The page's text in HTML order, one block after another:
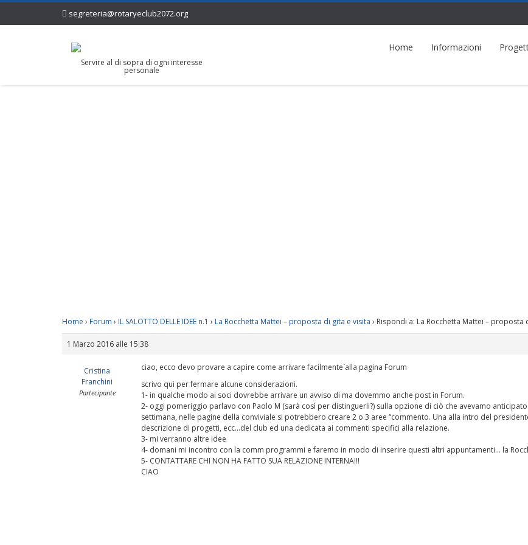
segreteria@rotaryeclub2072.org
Servire al di sopra di ogni interesse
personale
Home Informazioni
Home › Forum › IL SALOTTO DELLE IDEE n.1 › La Rocchetta Mattei – proposta di gita e visita › Rispondi a: La Rocchetta Mattei – proposta
1 Marzo 2016 alle 15:38
Cristina
Franchini
Partecipante
ciao, ecco devo provare a capire come arrivare facilmente`alla pagina Forum
scrivo qui per fermare alcune considerazioni.
1- in qualche modo ai soci dovrebbe arrivare un avviso di ma dovemmo anche post in Forum.
2- oggi pomeriggio parlavo con Paolo M (sarà così per distinguerli?) sulla opzione di ciò che avevamo
settimana, nelle pagine della conviviale si potrebbero creare 2 o 3 aree “commento. Una alla intro del
descrizione di progetti, ecc…del club ed una dedicata ai commenti specifici alla relazione.
3- mi verranno altre idee
4- domani mi incontro con la comm programmi e faremo in modo di inserire questi altri appuntamenti… la
5- CONTATTARE CHI NON HA FATTO SUA RELAZIONE INTERNA!!!
CIAO